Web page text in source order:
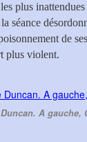
plus
séance
de
plus violent.
A gauche,